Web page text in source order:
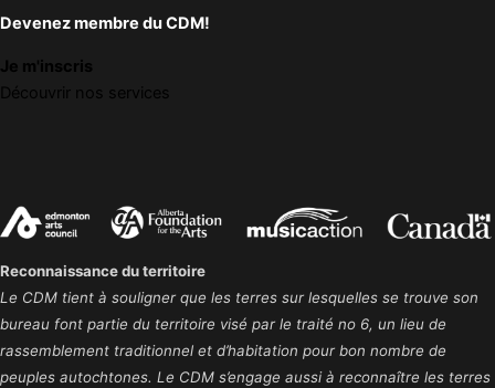
Devenez membre du CDM!
Je m'inscris
Découvrir nos services
Reconnaissance du territoire
Le CDM tient à souligner que les terres sur lesquelles se trouve son
bureau font partie du territoire visé par le traité no 6, un lieu de
rassemblement traditionnel et d’habitation pour bon nombre de
peuples autochtones. Le CDM s’engage aussi à reconnaître les terres